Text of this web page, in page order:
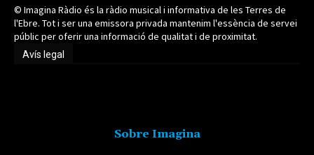
© Imagina Ràdio és la ràdio musical i informativa de les Terres de
l'Ebre. Tot i ser una emissora privada mantenim l'essència de servei
públic per oferir una informació de qualitat i de proximitat.
Avís legal
Sobre Imagina